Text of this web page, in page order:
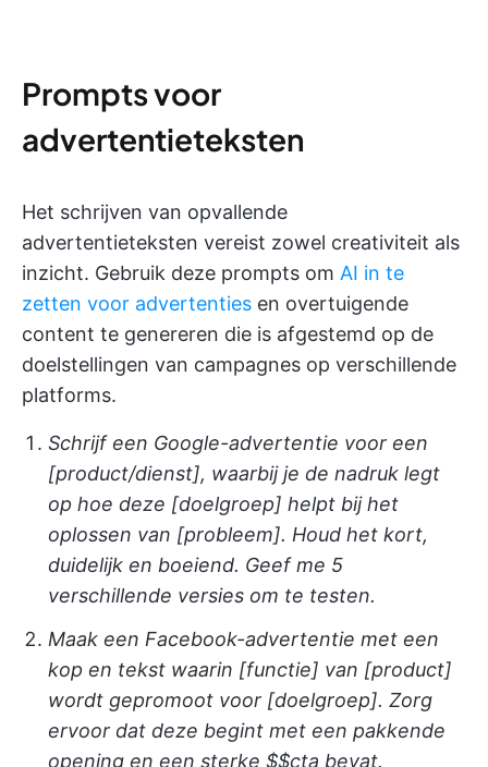
Prompts voor
advertentieteksten
Het schrijven van opvallende
advertentieteksten vereist zowel creativiteit als
inzicht. Gebruik deze prompts om AI in te
zetten voor advertenties en overtuigende
content te genereren die is afgestemd op de
doelstellingen van campagnes op verschillende
platforms.
Schrijf een Google-advertentie voor een
[product/dienst], waarbij je de nadruk legt
op hoe deze [doelgroep] helpt bij het
oplossen van [probleem]. Houd het kort,
duidelijk en boeiend. Geef me 5
verschillende versies om te testen.
Maak een Facebook-advertentie met een
kop en tekst waarin [functie] van [product]
wordt gepromoot voor [doelgroep]. Zorg
ervoor dat deze begint met een pakkende
opening en een sterke $$cta bevat.